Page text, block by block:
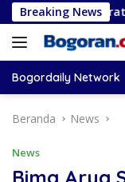
Langsung
ke
konten
Breaking News
Corporate
Bogordaily Network
Beranda News
News
Bima Arya